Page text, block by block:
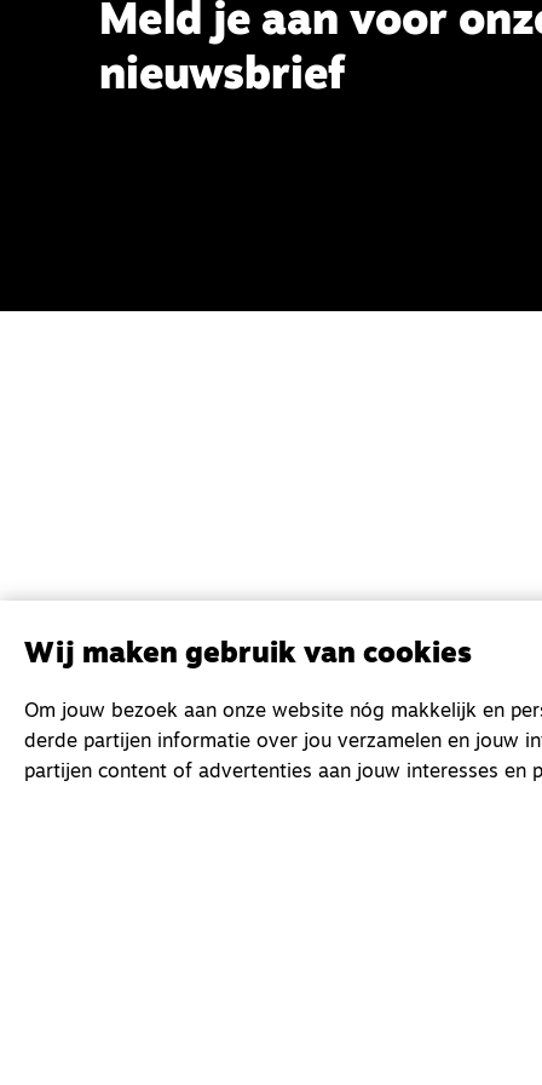
Meld je aan voor
nieuwsbrief
Wij maken gebruik van cookies
Om jouw bezoek aan onze website nóg makkelijk en
derde partijen informatie over jou verzamelen en jouw
partijen content of advertenties aan jouw interesses en